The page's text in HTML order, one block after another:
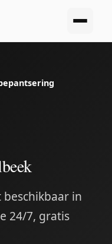
in
24/7, gratis